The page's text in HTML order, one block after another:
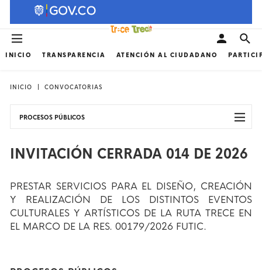
INICIO TRANSPARENCIA ATENCIÓN AL CIUDADANO
INICIO CONVOCATORIAS
PROCESOS PÚBLICOS
INVITACIÓN CERRADA 014 DE 2026
PRESTAR SERVICIOS PARA EL DISEÑO, CREACIÓN
Y REALIZACIÓN DE LOS DISTINTOS EVENTOS
CULTURALES Y ARTÍSTICOS DE LA RUTA TRECE EN
EL MARCO DE LA RES. 00179/2026 FUTIC.